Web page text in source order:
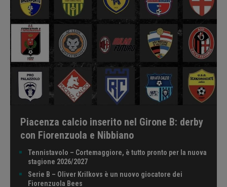
Piacenza calcio inserito nel Girone B: derby
con Fiorenzuola e Nibbiano
Tennistavolo – Cortemaggiore, è tutto pronto per la nuova
stagione 2026/2027
Serie B – Oliver Krilkovs è un nuovo giocatore dei
Fiorenzuola Bees